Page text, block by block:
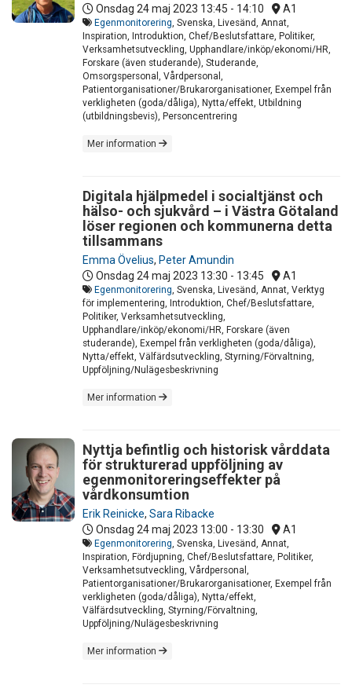
Onsdag 24 maj 2023 13:45 - 14:10 A1
Egenmonitorering , Svenska, Livesänd, Annat,
Inspiration, Introduktion, Chef/Beslutsfattare, Politiker,
Verksamhetsutveckling, Upphandlare/inköp/ekonomi/HR,
Forskare (även studerande), Studerande,
Omsorgspersonal, Vårdpersonal,
Patientorganisationer/Brukarorganisationer, Exempel från
verkligheten (goda/dåliga), Nytta/effekt, Utbildning
(utbildningsbevis), Personcentrering
Mer information
Digitala hjälpmedel i socialtjänst och
hälso- och sjukvård – i Västra Götaland
löser regionen och kommunerna detta
tillsammans
Emma Övelius, Peter Amundin
Onsdag 24 maj 2023 13:30 - 13:45 A1
Egenmonitorering , Svenska, Livesänd, Annat, Verktyg
för implementering, Introduktion, Chef/Beslutsfattare,
Politiker, Verksamhetsutveckling,
Upphandlare/inköp/ekonomi/HR, Forskare (även
studerande), Exempel från verkligheten (goda/dåliga),
Nytta/effekt, Välfärdsutveckling, Styrning/Förvaltning,
Uppföljning/Nulägesbeskrivning
Mer information
Nyttja befintlig och historisk vårddata
för strukturerad uppföljning av
egenmonitoreringseffekter på
vårdkonsumtion
Erik Reinicke, Sara Ribacke
Onsdag 24 maj 2023 13:00 - 13:30 A1
Egenmonitorering , Svenska, Livesänd, Annat,
Inspiration, Fördjupning, Chef/Beslutsfattare, Politiker,
Verksamhetsutveckling, Vårdpersonal,
Patientorganisationer/Brukarorganisationer, Exempel från
verkligheten (goda/dåliga), Nytta/effekt,
Välfärdsutveckling, Styrning/Förvaltning,
Uppföljning/Nulägesbeskrivning
Mer information